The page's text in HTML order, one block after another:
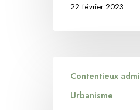
22 février 2023
Contentieux
Urbanisme